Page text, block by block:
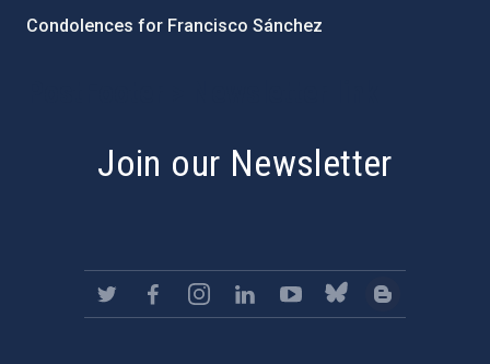
Condolences for Francisco Sánchez
Join our Newsletter